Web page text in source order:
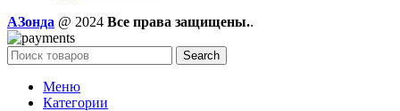
AЗонда @ 2024 Все права защищены..
Search
Меню
Категории